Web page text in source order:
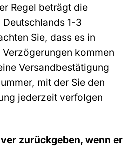
Regel beträgt die
1-3
Sie, dass es in
kommen
Versandbestätigung
mit der Sie den
jederzeit verfolgen
zurückgeben, wenn er